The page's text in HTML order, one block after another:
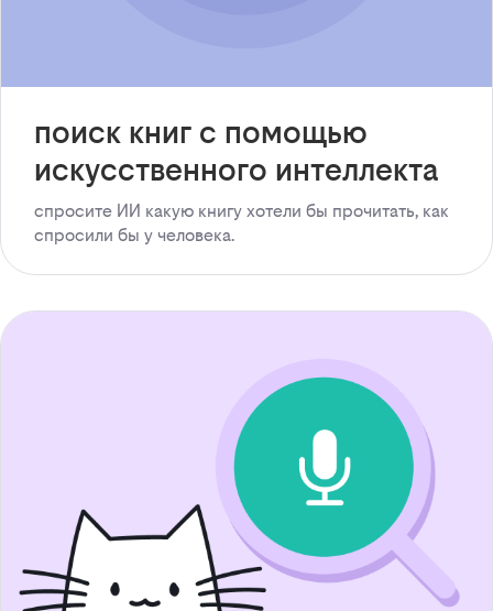
поиск книг с помощью
искусственного интеллекта
спросите ИИ какую книгу хотели бы прочитать, как
спросили бы у человека.